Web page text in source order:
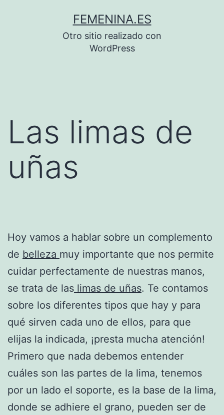
FEMENINA.ES
Otro sitio realizado con
WordPress
Las limas de
uñas
Hoy vamos a hablar sobre un complemento
de belleza muy importante que nos permite
cuidar perfectamente de nuestras manos,
se trata de las limas de uñas. Te contamos
sobre los diferentes tipos que hay y para
qué sirven cada uno de ellos, para que
elijas la indicada, ¡presta mucha atención!
Primero que nada debemos entender
cuáles son las partes de la lima, tenemos
por un lado el soporte, es la base de la lima,
donde se adhiere el grano, pueden ser de